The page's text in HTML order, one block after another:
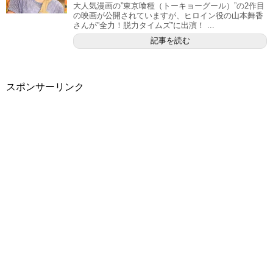
大人気漫画の”東京喰種（トーキョーグール）”の2作目
の映画が公開されていますが、ヒロイン役の山本舞香
さんが”全力！脱力タイムズ”に出演！ ...
記事を読む
スポンサーリンク